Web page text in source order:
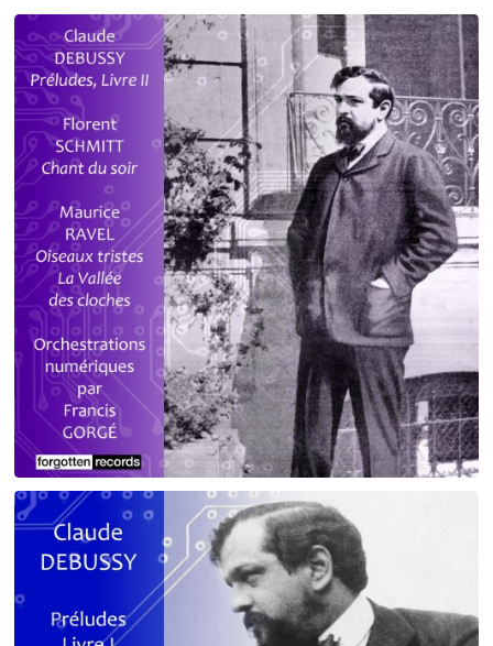
Debussy - Schmitt - Ravel
orchestrations numériques par Francis Gorgé